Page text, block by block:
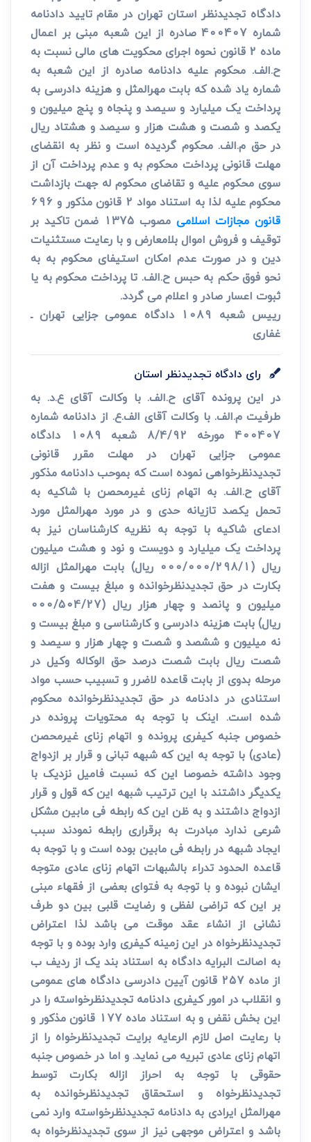
دادگاه تجدیدنظر استان تهران در مقام تایید دادنامه
شماره 400407 صادره از این شعبه مبنی بر اعمال
ماده 2 قانون نحوه اجرای محکویت های مالی نسبت به
ح.الف. محکوم علیه دادنامه صادره از این شعبه به
شماره یاد شده که بابت مهرالمثل و هزینه دادرسی به
پرداخت یک میلیارد و سیصد و پنجاه و پنج میلیون و
یکصد و شصت و هشت هزار و سیصد و هشتاد ریال
در حق م.الف. محکوم گردیده است و نظر به انقضای
مهلت قانونی پرداخت محکوم به و عدم پرداخت آن از
سوی محکوم علیه و تقاضای محکوم له جهت بازداشت
محکوم علیه لذا به استناد مواد 2 قانون مذکور و 696
قانون مجازات اسلامی
مصوب 1375 ضمن تاکید بر
توقیف و فروش اموال بلامعارض و با رعایت مستثنیات
دین و در صورت عدم امکان استیفای محکوم به به
نحو فوق حکم به حبس ح.الف. تا پرداخت محکوم به یا
ثبوت اعسار صادر و اعلام می گردد.
رییس شعبه 1089 دادگاه عمومی جزایی تهران ـ
غفاری
رای دادگاه تجدیدنظر استان
در این پرونده آقای ح.الف. با وکالت آقای ع.د. به
طرفیت م.الف. با وکالت آقای الف.ع. از دادنامه شماره
400407 مورخه 8/4/92 شعبه 1089 دادگاه
عمومی جزایی تهران در مهلت مقرر قانونی
تجدیدنظرخواهی نموده است که بموحب دادنامه مذکور
آقای ح.الف. به اتهام زنای غیرمحصن با شاکیه به
تحمل یکصد تازیانه حدی و در مورد مهرالمثل مورد
ادعای شاکیه با توجه به نظریه کارشناسان نیز به
پرداخت یک میلیارد و دویست و نود و هشت میلیون
ریال (000/000/298/1 ریال) بابت مهرالمثل ازاله
بکارت در حق تجدیدنظرخوانده و مبلغ بیست و هفت
میلیون و پانصد و چهار هزار ریال (000/504/27
ریال) بابت هزینه دادرسی و کارشناسی و مبلغ بیست و
نه میلیون و ششصد و شصت و چهار هزار و سیصد و
شصت ریال بابت شصت درصد حق الوکاله وکیل در
مرحله بدوی از بابت قاعده لاضرر و تسبیب حسب مواد
استنادی در دادنامه در حق تجدیدنظرخوانده محکوم
شده است. اینک با توجه به محتویات پرونده در
خصوص جنبه کیفری پرونده و اتهام زنای غیرمحصن
(عادی) با توجه به این که شبهه تبانی و قرار بر ازدواج
وجود داشته خصوصا این که نسبت فامیل نزدیک با
یکدیگر داشتند با این ترتیب شبهه این که قول و قرار
ازدواج داشتند و به ظن این که رابطه فی مابین مشکل
شرعی ندارد مبادرت به برقراری رابطه نمودند سبب
ایجاد شبهه در رابطه فی مابین بوده است و با توجه به
قاعده الحدود تدراء بالشبهات اتهام زنای عادی متوجه
ایشان نبوده و با توجه به فتوای بعضی از فقهاء مبنی
بر این که تراضی لفظی و رضایت قلبی بین دو طرف
نشانی از انشاء عقد موقت می باشد لذا اعتراض
تجدیدنظرخواه در این زمینه کیفری وارد بوده و با توجه
به اصالت البرایه دادگاه به استناد بند یک از ردیف ب
از ماده 257 قانون آیین دادرسی دادگاه های عمومی
و انقلاب در امور کیفری دادنامه تجدیدنظرخواسته را در
این بخش نقض و به استناد ماده 177 قانون مذکور و
با رعایت اصل لازم الرعایه برایت تجدیدنظرخواه را از
اتهام زنای عادی تبریه می نماید. و اما در خصوص جنبه
حقوقی با توجه به احراز ازاله بکارت توسط
تجدیدنظرخواه و استحقاق تجدیدنظرخوانده به
مهرالمثل ایرادی به دادنامه تجدیدنظرخواسته وارد نمی
باشد و اعتراض موجهی نیز از سوی تجدیدنظرخواه به